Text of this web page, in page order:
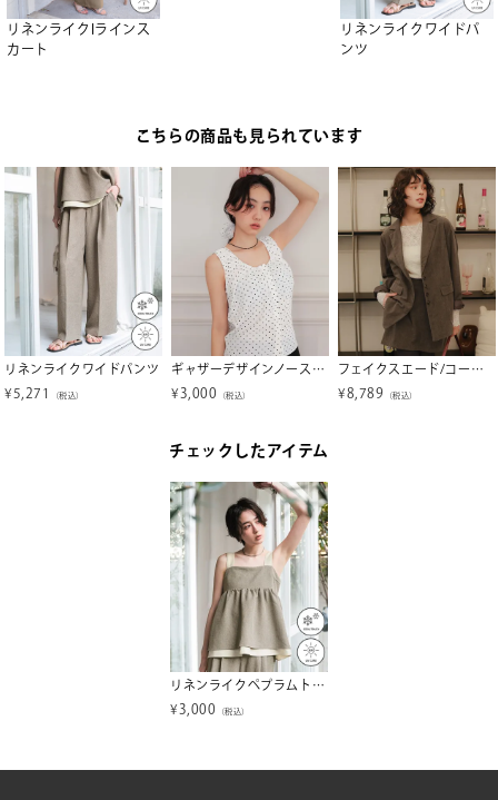
リネンライクIラインス
カート
リネンライクワイドパ
ンツ
こちらの商品も見られています
リネンライクワイドパンツ
¥ 5,271 （税込）
ギャザーデザインノースリーブブラウス【miette ミエット】【メール便可／100】
¥ 3,000 （税込）
フェイクスエード/コーデュロイテーラードジャケット
¥8,789 （税込）
チェックしたアイテム
リネンライクペプラムトップス
¥ 3,000 （税込）